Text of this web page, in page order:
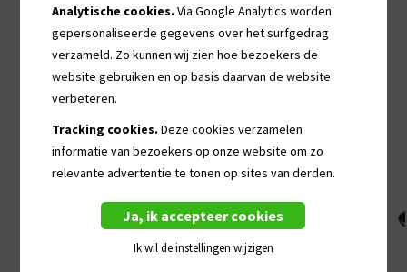
Analytische cookies. Via Google Analytics worden
gepersonaliseerde gegevens over het surfgedrag
verzameld. Zo kunnen wij zien hoe bezoekers de
website gebruiken en op basis daarvan de website
verbeteren.
Tracking cookies. Deze cookies verzamelen
informatie van bezoekers op onze website om zo
relevante advertentie te tonen op sites van derden.
Ja, ik accepteer cookies
Ik wil de instellingen wijzigen